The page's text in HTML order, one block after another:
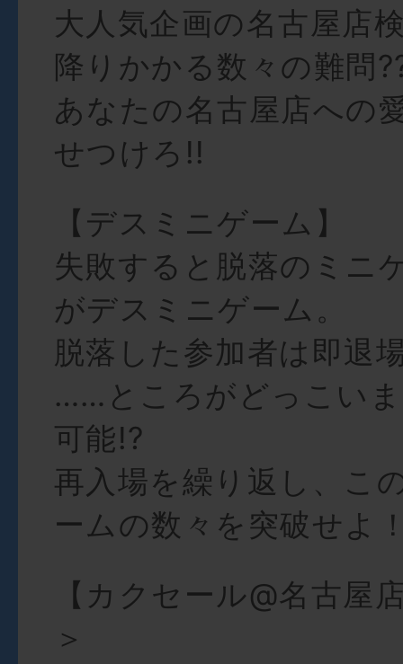
大人気企画の名古屋店
降りかかる数々の難問
あなたの名古屋店への
せつけろ!!
【デスミニゲーム】
失敗すると脱落のミニ
がデスミニゲーム。
脱落した参加者は即退
……ところがどっこい
可能!?
再入場を繰り返し、こ
ームの数々を突破せよ
【カクセール@名古屋
＞